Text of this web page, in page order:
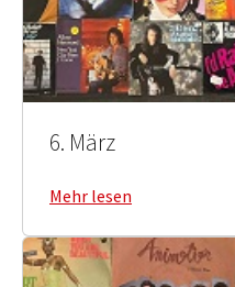
6. März
Mehr lesen